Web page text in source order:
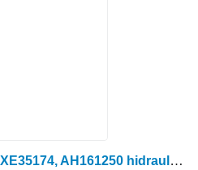
John Deere AXE57337, AXE35174, AH161250 hidraulična pumpa za John Deere